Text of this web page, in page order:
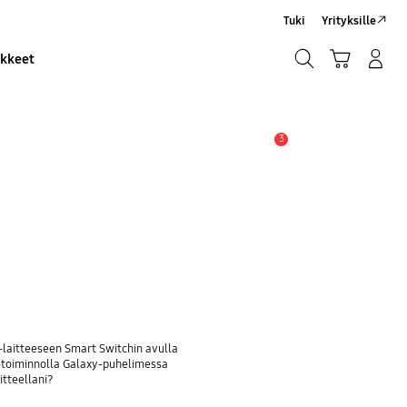
Tuki Yrityksille
3
Smart Switchin avulla
Galaxy-puhelimessa